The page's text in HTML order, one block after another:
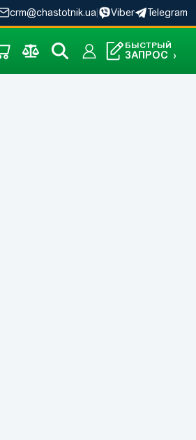
crm@chastotnik.ua Viber Telegram
БЫСТРЫЙ
ЗАПРОС ›